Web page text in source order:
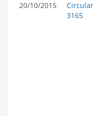
20/10/2015
Circular
3165